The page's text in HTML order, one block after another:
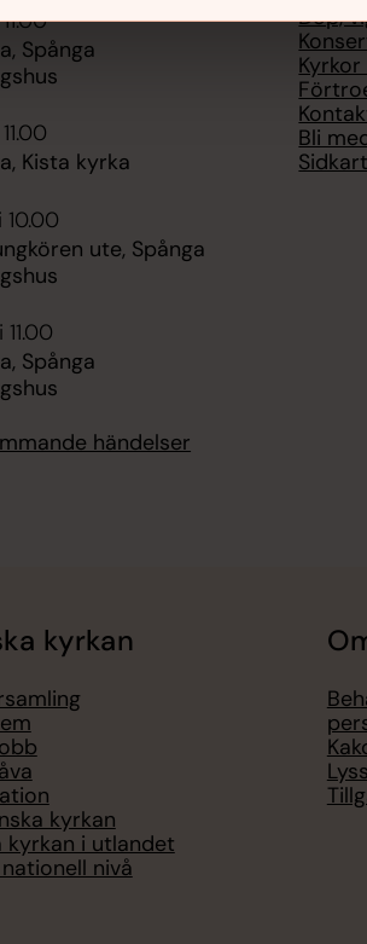
Spånga
Kista kyrka
10.00
ute, Spånga
Spånga
händelser
Dop,
Bli
kyrkan
kyrkan
kyrkan i utlandet
nivå